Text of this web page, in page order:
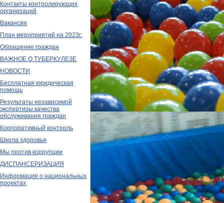
Контакты контролирующих
организаций
Вакансии
План мероприятий на 2023г.
Обращение граждан
ВАЖНОЕ О ТУБЕРКУЛЕЗЕ
НОВОСТИ
Бесплатная юридическая
помощь
Результаты независимой
экспертизы качества
обслуживания граждан
Корпоративный контроль
Школа здоровья
Мы против коррупции
ДИСПАНСЕРИЗАЦИЯ
Информация о национальных
проектах